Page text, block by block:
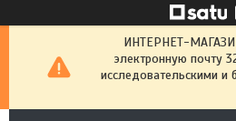
ИНТЕРНЕТ-
электронную почту
исследовательскими